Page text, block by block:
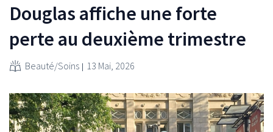
Douglas affiche une forte
perte au deuxième trimestre
Beauté/Soins 13 Mai, 2026